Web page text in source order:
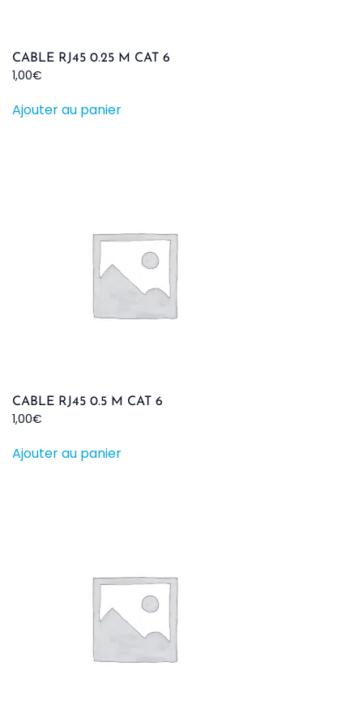
CABLE RJ45 0.25 M CAT 6
1,00€
Ajouter au panier
CABLE RJ45 0.5 M CAT 6
1,00€
Ajouter au panier